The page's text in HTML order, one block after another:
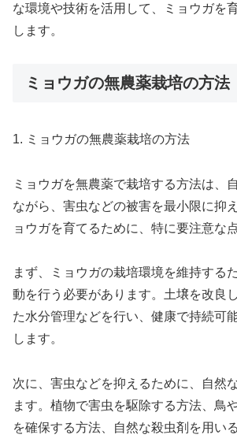
な環境や技術を活用して、ミョウガを
します。
ミョウガの無農薬栽培の方法
1. ミョウガの無農薬栽培の方法
ミョウガを無農薬で栽培する方法は、
ながら、害虫などの被害を最小限に抑
ョウガを育てるために、特に要注意な
まず、ミョウガの栽培環境を維持する
動を行う必要があります。土壌を改良
た水分管理などを行い、健康で持続可
します。
次に、害虫などを抑えるために、自然
ます。植物で害虫を駆除する方法、鳥
を確保する方法、自然な殺虫剤を用い